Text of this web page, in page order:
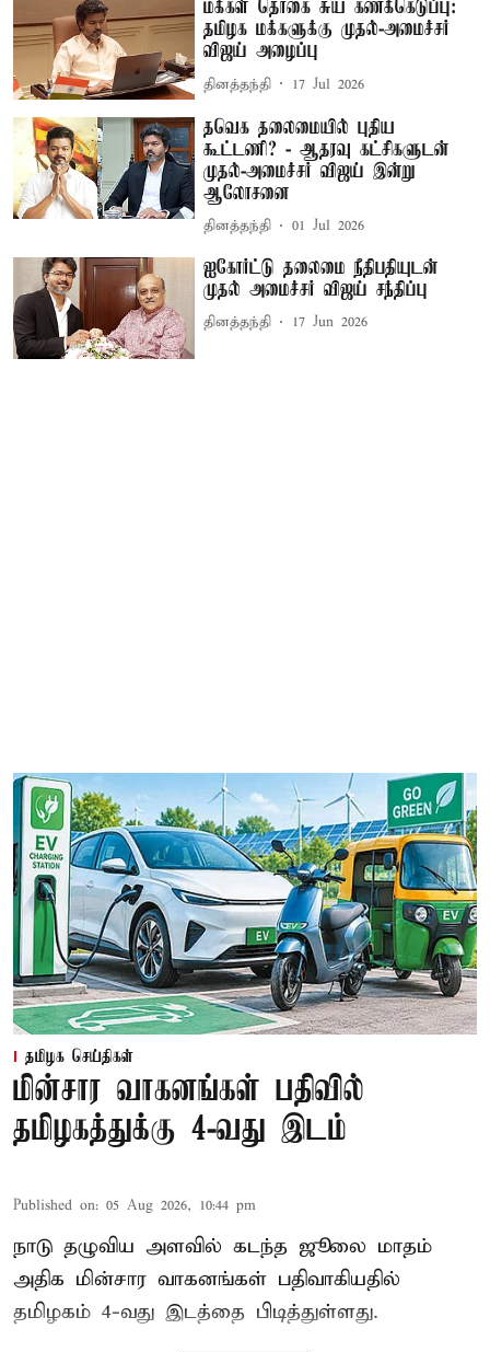
மக்கள் தொகை சுய கணக்கெடுப்பு:
தமிழக மக்களுக்கு முதல்-அமைச்சர்
விஜய் அழைப்பு
தினத்தந்தி 17 Jul 2026
தவெக தலைமையில் புதிய
கூட்டணி? - ஆதரவு கட்சிகளுடன்
முதல்-அமைச்சர் விஜய் இன்று
ஆலோசனை
தினத்தந்தி 01 Jul 2026
ஐகோர்ட்டு தலைமை நீதிபதியுடன்
முதல் அமைச்சர் விஜய் சந்திப்பு
தினத்தந்தி 17 Jun 2026
தமிழக செய்திகள்
மின்சார வாகனங்கள் பதிவில்
தமிழகத்துக்கு 4-வது இடம்
Published on: 05 Aug 2026, 10:44 pm
நாடு தழுவிய அளவில் கடந்த ஜூலை மாதம்
அதிக மின்சார வாகனங்கள் பதிவாகியதில்
தமிழகம் 4-வது இடத்தை பிடித்துள்ளது.